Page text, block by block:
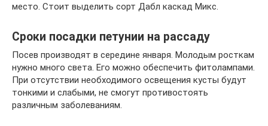
место. Стоит выделить сорт Дабл каскад Микс.
Сроки посадки петунии на рассаду
Посев производят в середине января. Молодым росткам
нужно много света. Его можно обеспечить фитолампами.
При отсутствии необходимого освещения кусты будут
тонкими и слабыми, не смогут противостоять
различным заболеваниям.